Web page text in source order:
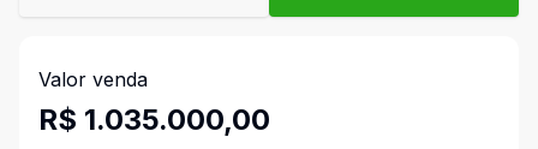
Valor venda
R$ 1.035.000,00